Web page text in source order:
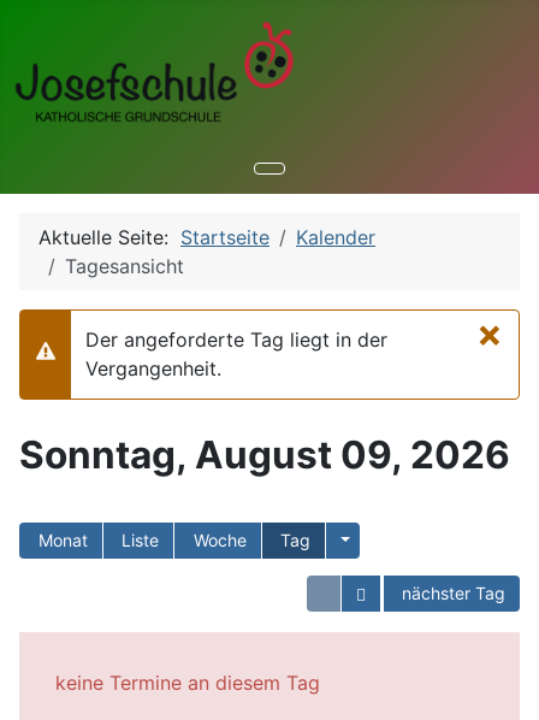
Aktuelle Seite: Startseite
Kalender
Tagesansicht
×
Warnung
Der angeforderte Tag liegt in der
Vergangenheit.
Sonntag, August 09, 2026
Monat Liste Woche Tag
Kalender öffnen
nächster Tag
keine Termine an diesem Tag